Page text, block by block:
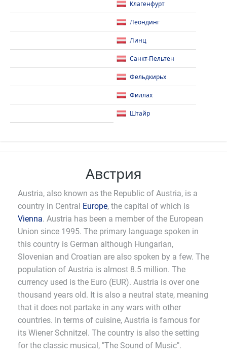
Клагенфурт
Леондинг
Линц
Санкт-Пельтен
Фельдкирьх
Филлах
Штайр
Австрия
Austria, also known as the Republic of Austria, is a
country in Central Europe, the capital of which is
Vienna. Austria has been a member of the European
Union since 1995. The primary language spoken in
this country is German although Hungarian,
Slovenian and Croatian are also spoken by a few. The
population of Austria is almost 8.5 million. The
currency used is the Euro (EUR). Austria is over one
thousand years old. It is also a neutral state, meaning
that it does not partake in any wars with other
countries. In terms of cuisine, Austria is famous for
its Wiener Schnitzel. The country is also the setting
for the classic musical, "The Sound of Music".